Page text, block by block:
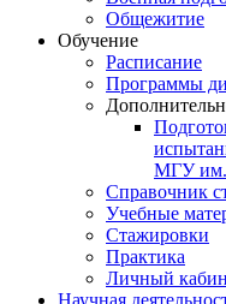
Общежитие
Обучение
Расписание
Программы
МГУ им.
Справочник
Учебные
Стажировки
Практика
Личный